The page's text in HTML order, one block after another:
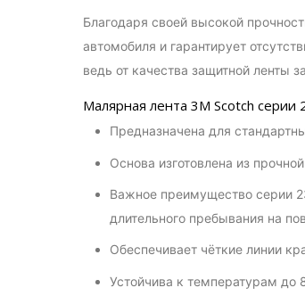
Благодаря своей высокой
автомобиля и гарантирует
ведь от качества защитной ленты
Малярная лента 3M Scotch серии
Предназначена для
Основа изготовлена из
Важное преимущество серии
длительного пребывания на
Обеспечивает чёткие линии
Устойчива к температурам до